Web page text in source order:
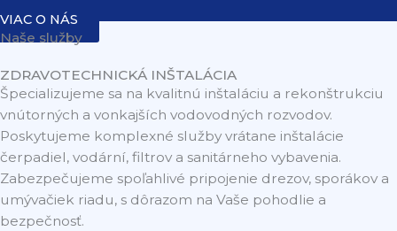
VIAC O NÁS
Naše služby
ZDRAVOTECHNICKÁ INŠTALÁCIA
Špecializujeme sa na kvalitnú inštaláciu a rekonštrukciu
vnútorných a vonkajších vodovodných rozvodov.
Poskytujeme komplexné služby vrátane inštalácie
čerpadiel, vodární, filtrov a sanitárneho vybavenia.
Zabezpečujeme spoľahlivé pripojenie drezov, sporákov a
umývačiek riadu, s dôrazom na Vaše pohodlie a
bezpečnosť.